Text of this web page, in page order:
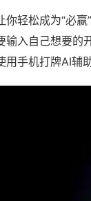
你轻松成为“必
输入自己想要的
手机打牌AI辅